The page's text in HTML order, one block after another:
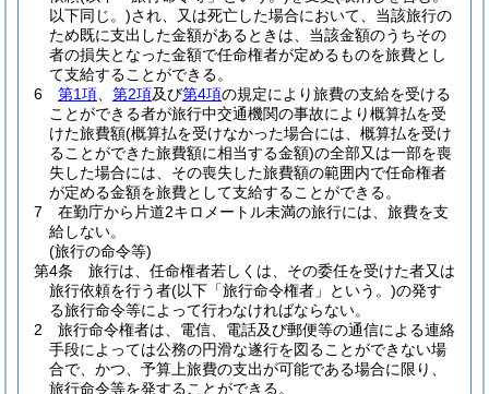
以下同じ。)され、又は死亡した場合において、当該旅行の
ため既に支出した金額があるときは、当該金額のうちその
者の損失となった金額で任命権者が定めるものを旅費とし
て支給することができる。
6
第1項 第2項及び第4項の規定により旅費の支給を受ける
ことができる者が旅行中交通機関の事故により概算払を受
けた旅費額(概算払を受けなかった場合には、概算払を受け
ることができた旅費額に相当する金額)の全部又は一部を喪
失した場合には、その喪失した旅費額の範囲内で任命権者
が定める金額を旅費として支給することができる。
7
在勤庁から片道2キロメートル未満の旅行には、旅費を支
給しない。
(旅行の命令等)
第4条
旅行は、任命権者若しくは、その委任を受けた者又は
旅行依頼を行う者(以下「旅行命令権者」という。)の発す
る旅行命令等によって行わなければならない。
2
旅行命令権者は、電信、電話及び郵便等の通信による連絡
手段によっては公務の円滑な遂行を図ることができない場
合で、かつ、予算上旅費の支出が可能である場合に限り、
旅行命令等を発することができる。